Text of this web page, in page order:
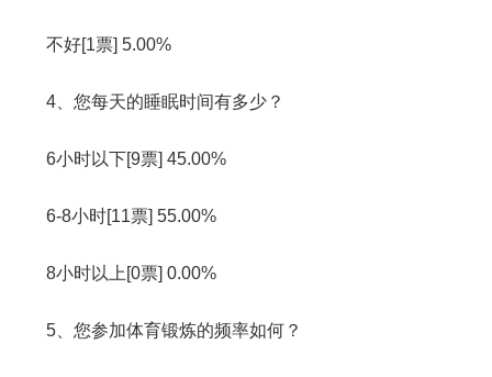
不好[1票] 5.00%
4、您每天的睡眠时间有多少？
6小时以下[9票] 45.00%
6-8小时[11票] 55.00%
8小时以上[0票] 0.00%
5、您参加体育锻炼的频率如何？